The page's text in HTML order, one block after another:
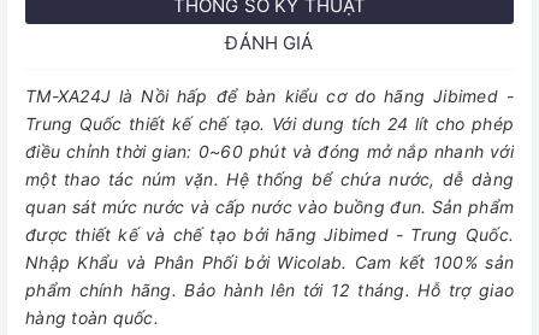
THÔNG SỐ KỸ THUẬT
ĐÁNH GIÁ
TM-XA24J là Nồi hấp để bàn kiểu cơ do hãng Jibimed -
Trung Quốc thiết kế chế tạo. Với dung tích 24 lít cho phép
điều chỉnh thời gian: 0~60 phút và đóng mở nắp nhanh với
một thao tác núm vặn. Hệ thống bể chứa nước, dễ dàng
quan sát mức nước và cấp nước vào buồng đun. Sản phẩm
được thiết kế và chế tạo bởi hãng Jibimed - Trung Quốc.
Nhập Khẩu và Phân Phối bởi Wicolab. Cam kết 100% sản
phẩm chính hãng. Bảo hành lên tới 12 tháng. Hỗ trợ giao
hàng toàn quốc.